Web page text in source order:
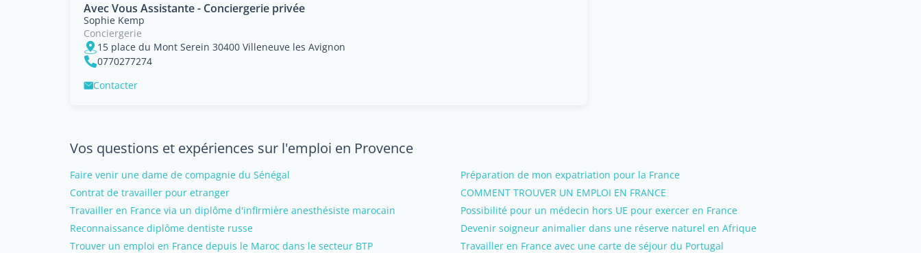
Avec Vous Assistante - Conciergerie privée
Sophie Kemp
Conciergerie
15 place du Mont Serein 30400 Villeneuve les Avignon
0770277274
Contacter
Vos questions et expériences sur l'emploi en Provence
Faire venir une dame de compagnie du Sénégal
Préparation de mon expatriation pour la France
Contrat de travailler pour etranger
COMMENT TROUVER UN EMPLOI EN FRANCE
Travailler en France via un diplôme d'infirmière anesthésiste marocain
Possibilité pour un médecin hors UE pour exercer en France
Reconnaissance diplôme dentiste russe
Devenir soigneur animalier dans une réserve naturel en Afrique
Trouver un emploi en France depuis le Maroc dans le secteur BTP
Travailler en France avec une carte de séjour du Portugal